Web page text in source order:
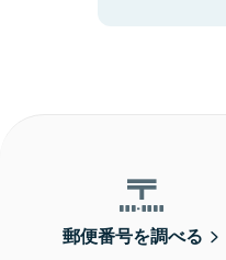
郵便番号を調べる